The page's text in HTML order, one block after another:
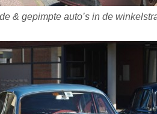
& gepimpte auto’s in de